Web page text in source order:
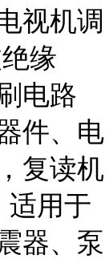
视机调
缘
电路
件、电
复读机
适用于
器、泵